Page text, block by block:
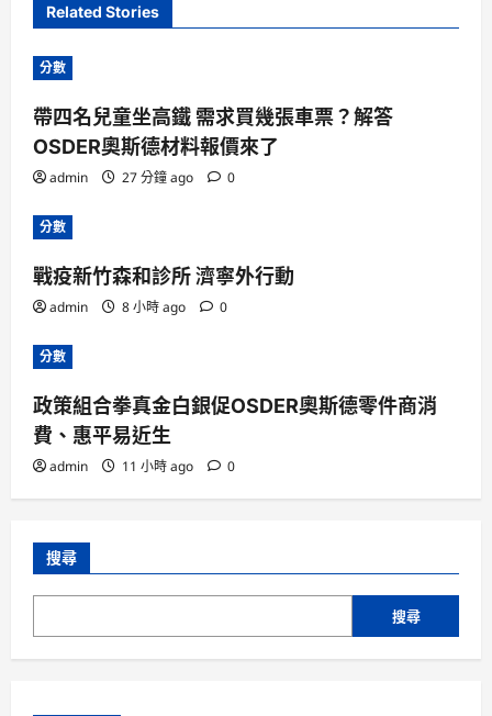
Related Stories
分數
帶四名兒童坐高鐵 需求買幾張車票？解答
OSDER奧斯德材料報價來了
admin 27 分鐘 ago 0
分數
戰疫新竹森和診所 濟寧外行動
admin 8 小時 ago 0
分數
政策組合拳真金白銀促OSDER奧斯德零件商消
費、惠平易近生
admin 11 小時 ago 0
搜尋
搜尋